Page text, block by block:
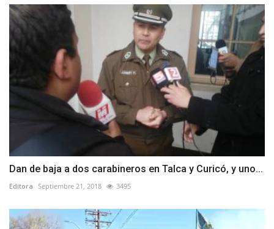
Dan de baja a dos carabineros en Talca y Curicó, y uno...
Editora Septiembre 21, 2018 3495